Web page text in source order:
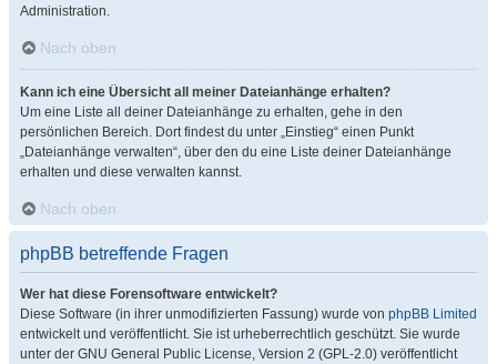
Administration.
Nach oben
Kann ich eine Übersicht all meiner Dateianhänge erhalten?
Um eine Liste all deiner Dateianhänge zu erhalten, gehe in den
persönlichen Bereich. Dort findest du unter „Einstieg“ einen Punkt
„Dateianhänge verwalten“, über den du eine Liste deiner Dateianhänge
erhalten und diese verwalten kannst.
Nach oben
phpBB betreffende Fragen
Wer hat diese Forensoftware entwickelt?
Diese Software (in ihrer unmodifizierten Fassung) wurde von phpBB Limited
entwickelt und veröffentlicht. Sie ist urheberrechtlich geschützt. Sie wurde
unter der GNU General Public License, Version 2 (GPL-2.0) veröffentlicht